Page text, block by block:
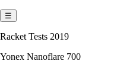
☰
Racket Tests 2019
Yonex Nanoflare 700